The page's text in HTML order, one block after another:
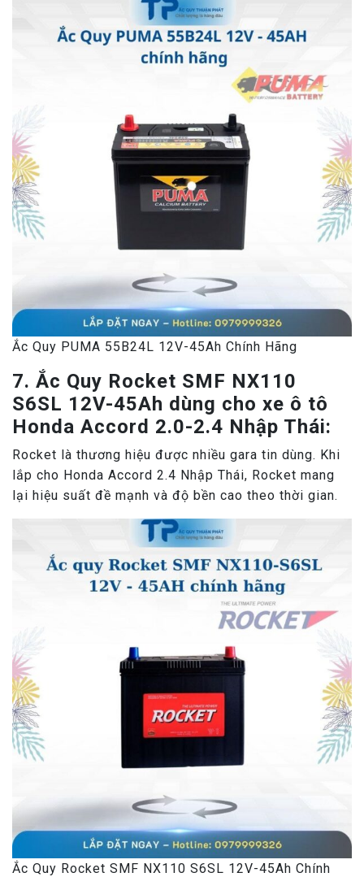
Ắc Quy PUMA 55B24L 12V-45Ah Chính Hãng
7. Ắc Quy Rocket SMF NX110
S6SL 12V-45Ah dùng cho xe ô tô
Honda Accord 2.0-2.4 Nhập Thái:
Rocket là thương hiệu được nhiều gara tin dùng. Khi
lắp cho Honda Accord 2.4 Nhập Thái, Rocket mang
lại hiệu suất đề mạnh và độ bền cao theo thời gian.
Ắc Quy Rocket SMF NX110 S6SL 12V-45Ah Chính